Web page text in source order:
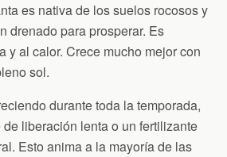
es nativa de los suelos rocosos y
drenado para prosperar. Es
y al calor. Crece mucho mejor con
sol.
durante toda la temporada,
liberación lenta o un fertilizante
Esto anima a la mayoría de las